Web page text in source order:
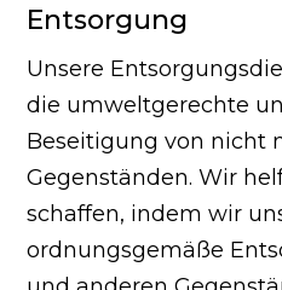
Entsorgung
Unsere
die umweltgerechte
Beseitigung von nicht
Gegenständen. Wir
schaffen, indem wir
ordnungsgemäße